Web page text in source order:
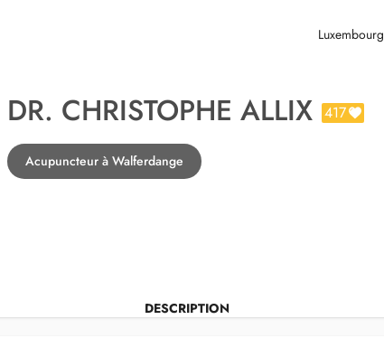
Luxembourg
DR. CHRISTOPHE ALLIX 417
Acupuncteur à Walferdange
DESCRIPTION